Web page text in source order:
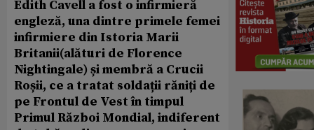
Edith Cavell a fost o infirmieră
engleză, una dintre primele femei
infirmiere din Istoria Marii
Britanii(alături de Florence
Nightingale) și membră a Crucii
Roșii, ce a tratat soldații răniți de
pe Frontul de Vest în timpul
Primul Război Mondial, indiferent